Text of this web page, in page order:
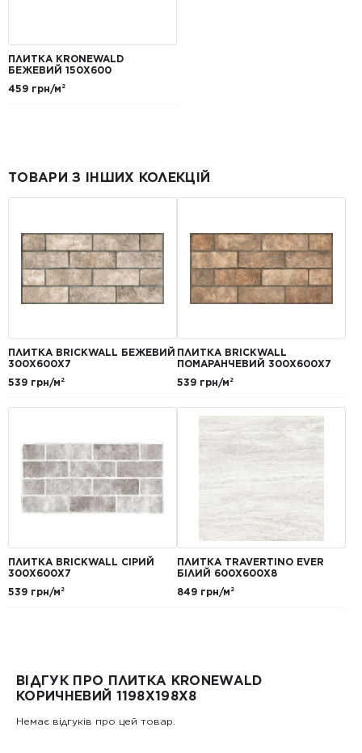
ПЛИТКА KRONEWALD
БЕЖЕВИЙ 150X600
459 грн/м²
ТОВАРИ З ІНШИХ КОЛЕКЦІЙ
ПЛИТКА BRICKWALL БЕЖЕВИЙ
300Х600Х7
539 грн/м²
ПЛИТКА BRICKWALL
ПОМАРАНЧЕВИЙ 300Х600Х7
539 грн/м²
ПЛИТКА BRICKWALL СІРИЙ
300Х600Х7
539 грн/м²
ПЛИТКА TRAVERTINO EVER
БІЛИЙ 600Х600Х8
849 грн/м²
ВІДГУК ПРО ПЛИТКА KRONEWALD
КОРИЧНЕВИЙ 1198Х198X8
Немає відгуків про цей товар.